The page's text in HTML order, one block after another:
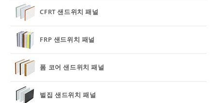
CFRT 샌드위치 패널
FRP 샌드위치 패널
폼 코어 샌드위치 패널
벌집 샌드위치 패널